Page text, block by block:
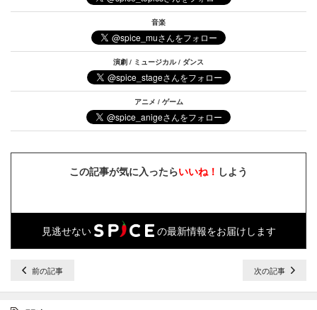
音楽
演劇 / ミュージカル / ダンス
アニメ / ゲーム
この記事が気に入ったらいいね！ しよう
見逃せない の最新情報をお届けします
前の記事 次の記事